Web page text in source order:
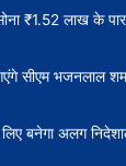
₹1.52 लाख के
सीएम भजनलाल
बनेगा अलग